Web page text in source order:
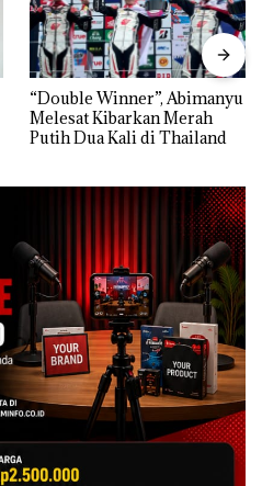
“Double Winner”, Abimanyu
Melesat Kibarkan Merah
Putih Dua Kali di Thailand